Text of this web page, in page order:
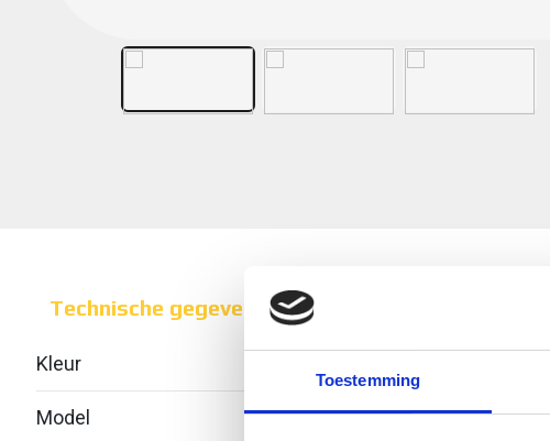
Toestemming
Technische gegevens
Kleur
Model